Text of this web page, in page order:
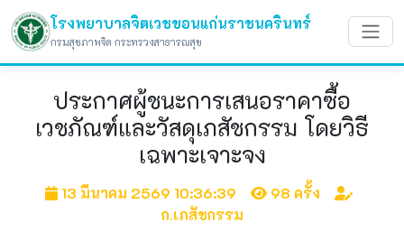
โรงพยาบาลจิตเวชขอนแก่นราชนครินทร์
กรมสุขภาพจิต กระทรวงสาธารณสุข
ประกาศผู้ชนะการเสนอราคาซื้อ
เวชภัณฑ์และวัสดุเภสัชกรรม โดยวิธี
เฉพาะเจาะจง
13 มีนาคม 2569 10:36:39
98 ครั้ง
ก.เภสัชกรรม